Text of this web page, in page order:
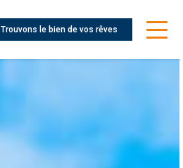
Trouvons le bien de vos rêves